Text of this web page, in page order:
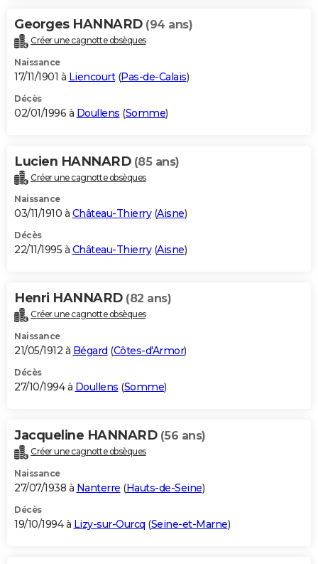
Georges HANNARD (94 ans)
Créer une cagnotte obsèques
Naissance
17/11/1901 à Liencourt(Pas-de-Calais)
Décès
02/01/1996 à Doullens (Somme)
Lucien HANNARD (85 ans)
Créer une cagnotte obsèques
Naissance
03/11/1910 à Château-Thierry(Aisne)
Décès
22/11/1995 à Château-Thierry(Aisne)
Henri HANNARD (82 ans)
Créer une cagnotte obsèques
Naissance
21/05/1912 à Bégard (Côtes-d'Armor)
Décès
27/10/1994 à Doullens (Somme)
Jacqueline HANNARD (56 ans)
Créer une cagnotte obsèques
Naissance
27/07/1938 à Nanterre (Hauts-de-Seine)
Décès
19/10/1994 à Lizy-sur-Ourcq (Seine-et-Marne)